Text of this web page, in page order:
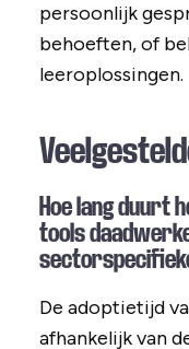
persoonlijk
behoeften, of
leeroplossingen.
Hoe lang duurt
tools
De adoptietijd
afhankelijk van